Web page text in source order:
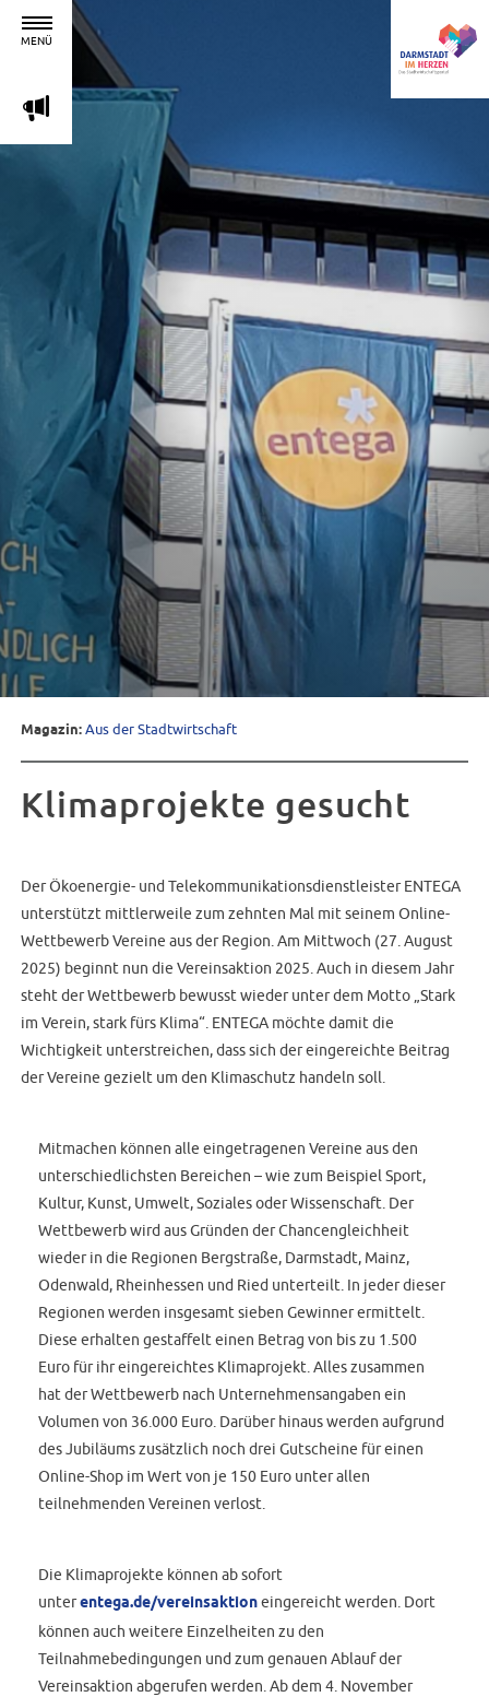
MENÜ
m
Magazin:Aus der Stadtwirtschaft
Klimaprojekte gesucht
Der Ökoenergie- und Telekommunikationsdienstleister ENTEGA
unterstützt mittlerweile zum zehnten Mal mit seinem Online-
Wettbewerb Vereine aus der Region. Am Mittwoch (27. August
2025) beginnt nun die Vereinsaktion 2025. Auch in diesem Jahr
steht der Wettbewerb bewusst wieder unter dem Motto „Stark
im Verein, stark fürs Klima“. ENTEGA möchte damit die
Wichtigkeit unterstreichen, dass sich der eingereichte Beitrag
der Vereine gezielt um den Klimaschutz handeln soll.
Mitmachen können alle eingetragenen Vereine aus den
unterschiedlichsten Bereichen – wie zum Beispiel Sport,
Kultur, Kunst, Umwelt, Soziales oder Wissenschaft. Der
Wettbewerb wird aus Gründen der Chancengleichheit
wieder in die Regionen Bergstraße, Darmstadt, Mainz,
Odenwald, Rheinhessen und Ried unterteilt. In jeder dieser
Regionen werden insgesamt sieben Gewinner ermittelt.
Diese erhalten gestaffelt einen Betrag von bis zu 1.500
Euro für ihr eingereichtes Klimaprojekt. Alles zusammen
hat der Wettbewerb nach Unternehmensangaben ein
Volumen von 36.000 Euro. Darüber hinaus werden aufgrund
des Jubiläums zusätzlich noch drei Gutscheine für einen
Online-Shop im Wert von je 150 Euro unter allen
teilnehmenden Vereinen verlost.
Die Klimaprojekte können ab sofort
unterentega.de/vereinsaktioneingereicht werden. Dort
können auch weitere Einzelheiten zu den
Teilnahmebedingungen und zum genauen Ablauf der
Vereinsaktion abgerufen werden. Ab dem 4. November